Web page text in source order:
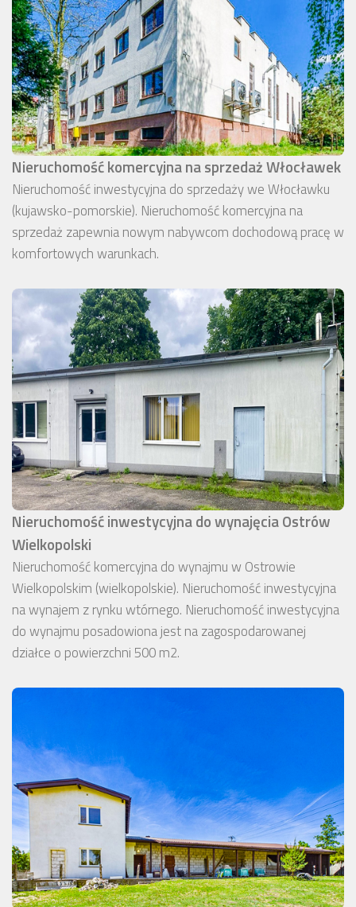
Nieruchomość komercyjna na sprzedaż Włocławek
Nieruchomość inwestycyjna do sprzedaży we Włocławku
(kujawsko-pomorskie). Nieruchomość komercyjna na
sprzedaż zapewnia nowym nabywcom dochodową pracę w
komfortowych warunkach.
Nieruchomość inwestycyjna do wynajęcia Ostrów
Wielkopolski
Nieruchomość komercyjna do wynajmu w Ostrowie
Wielkopolskim (wielkopolskie). Nieruchomość inwestycyjna
na wynajem z rynku wtórnego. Nieruchomość inwestycyjna
do wynajmu posadowiona jest na zagospodarowanej
działce o powierzchni 500 m2.